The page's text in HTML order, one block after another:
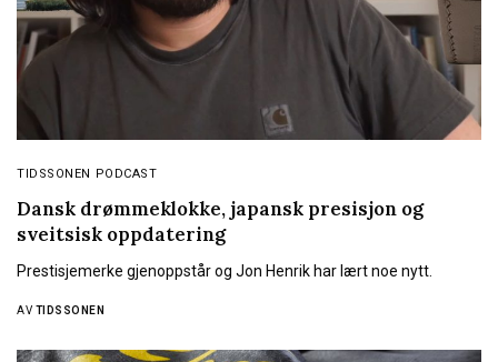
TIDSSONEN PODCAST
Dansk drømmeklokke, japansk presisjon og
sveitsisk oppdatering
Prestisjemerke gjenoppstår og Jon Henrik har lært noe nytt.
AV TIDSSONEN